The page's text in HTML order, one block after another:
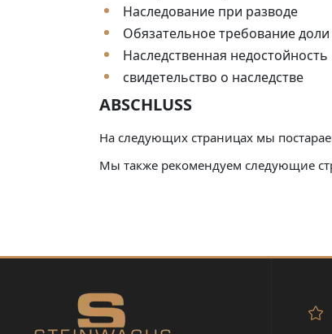
Наследование при разводе
Обязательное требование доли
Наследственная недостойность
свидетельство о наследстве
ABSCHLUSS
На следующих страницах мы
Мы также рекомендуем следующие